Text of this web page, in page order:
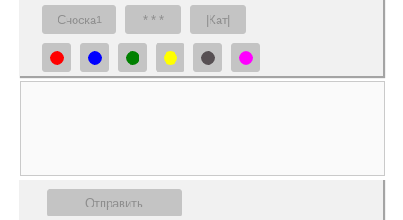
Сноска1 * * * |Кат|